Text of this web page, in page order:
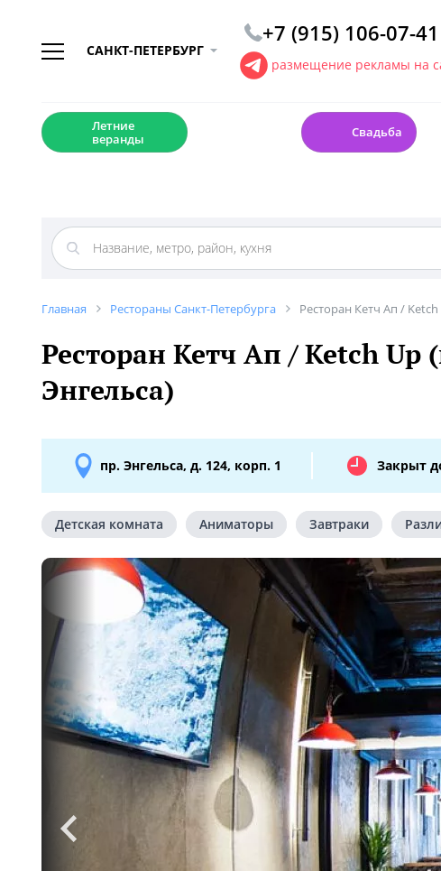
САНКТ-ПЕТЕРБУРГ
+7 (915) 106-07-41
размещение рекламы на
Летние
веранды
Свадьба
Главная Рестораны Санкт-Петербурга Ресторан Кетч Ап /
Ресторан Кетч Ап / Ketch Up
Энгельса)
пр. Энгельса, д. 124, корп. 1 Закрыт
Детская комната Аниматоры Завтраки